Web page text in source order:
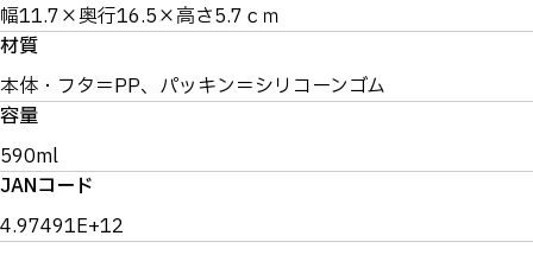
幅11.7×奥行16.5×高さ5.7ｃｍ
材質
本体・フタ＝PP、パッキン＝シリコーンゴム
容量
590ml
JANコード
4.97491E+12